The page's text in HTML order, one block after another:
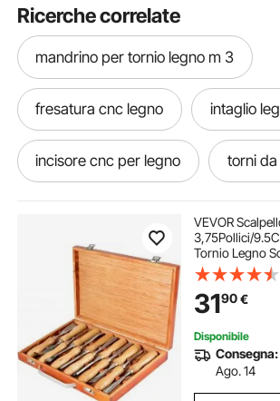
Ricerche correlate
mandrino per tornio legno m 3
fresatura cnc legno intaglio
incisore cnc per legno torni
cnc legno
torni di legno cnc per legno
incidere legno assi di legno
legno assi incidere su legno
VEVOR
3,75Pollici/
Tornio Legno
Tornitura del
Legno con
3190€
Disponibile
Consegna:
Ago. 14